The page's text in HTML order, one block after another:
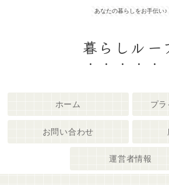
あなたの暮らしをお手伝い♪
暮らしルー
ホーム プ
お問い合わせ
運営者情報